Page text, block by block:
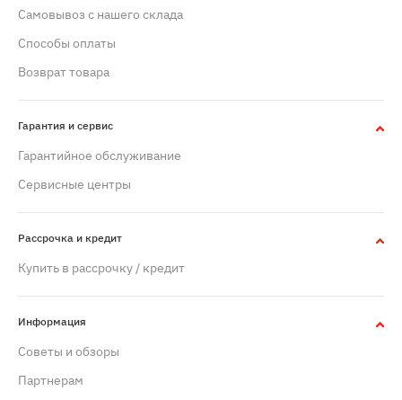
Самовывоз с нашего склада
Способы оплаты
Возврат товара
Гарантия и сервис
Гарантийное обслуживание
Сервисные центры
Рассрочка и кредит
Купить в рассрочку / кредит
Информация
Советы и обзоры
Партнерам